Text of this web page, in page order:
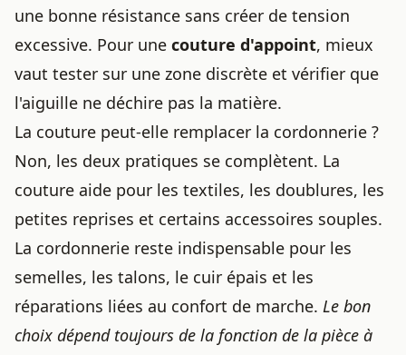
une bonne résistance sans créer de tension
excessive. Pour une couture d'appoint, mieux
vaut tester sur une zone discrète et vérifier que
l'aiguille ne déchire pas la matière.
La couture peut-elle remplacer la cordonnerie ?
Non, les deux pratiques se complètent. La
couture aide pour les textiles, les doublures, les
petites reprises et certains accessoires souples.
La cordonnerie reste indispensable pour les
semelles, les talons, le cuir épais et les
réparations liées au confort de marche. Le bon
choix dépend toujours de la fonction de la pièce à